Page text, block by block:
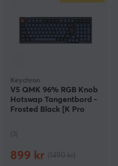
Keychron
V5 QMK 96% RGB Knob
Hotswap Tangentbord -
Frosted Black [K Pro
(3)
899 kr